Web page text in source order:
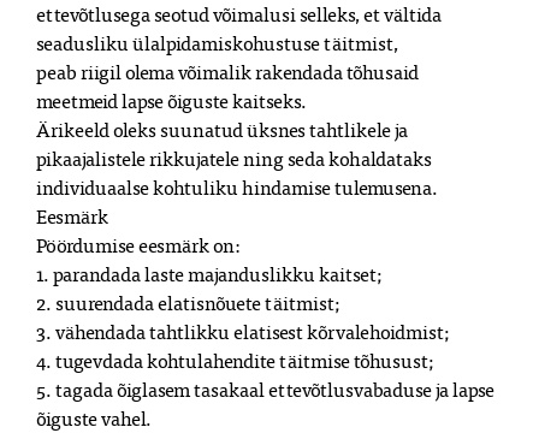
ettevõtlusega seotud võimalusi selleks, et vältida
seadusliku ülalpidamiskohustuse täitmist,
peab riigil olema võimalik rakendada tõhusaid
meetmeid lapse õiguste kaitseks.
Ärikeeld oleks suunatud üksnes tahtlikele ja
pikaajalistele rikkujatele ning seda kohaldataks
individuaalse kohtuliku hindamise tulemusena.
Eesmärk
Pöördumise eesmärk on:
1. parandada laste majanduslikku kaitset;
2. suurendada elatisnõuete täitmist;
3. vähendada tahtlikku elatisest kõrvalehoidmist;
4. tugevdada kohtulahendite täitmise tõhusust;
5. tagada õiglasem tasakaal ettevõtlusvabaduse ja lapse
õiguste vahel.